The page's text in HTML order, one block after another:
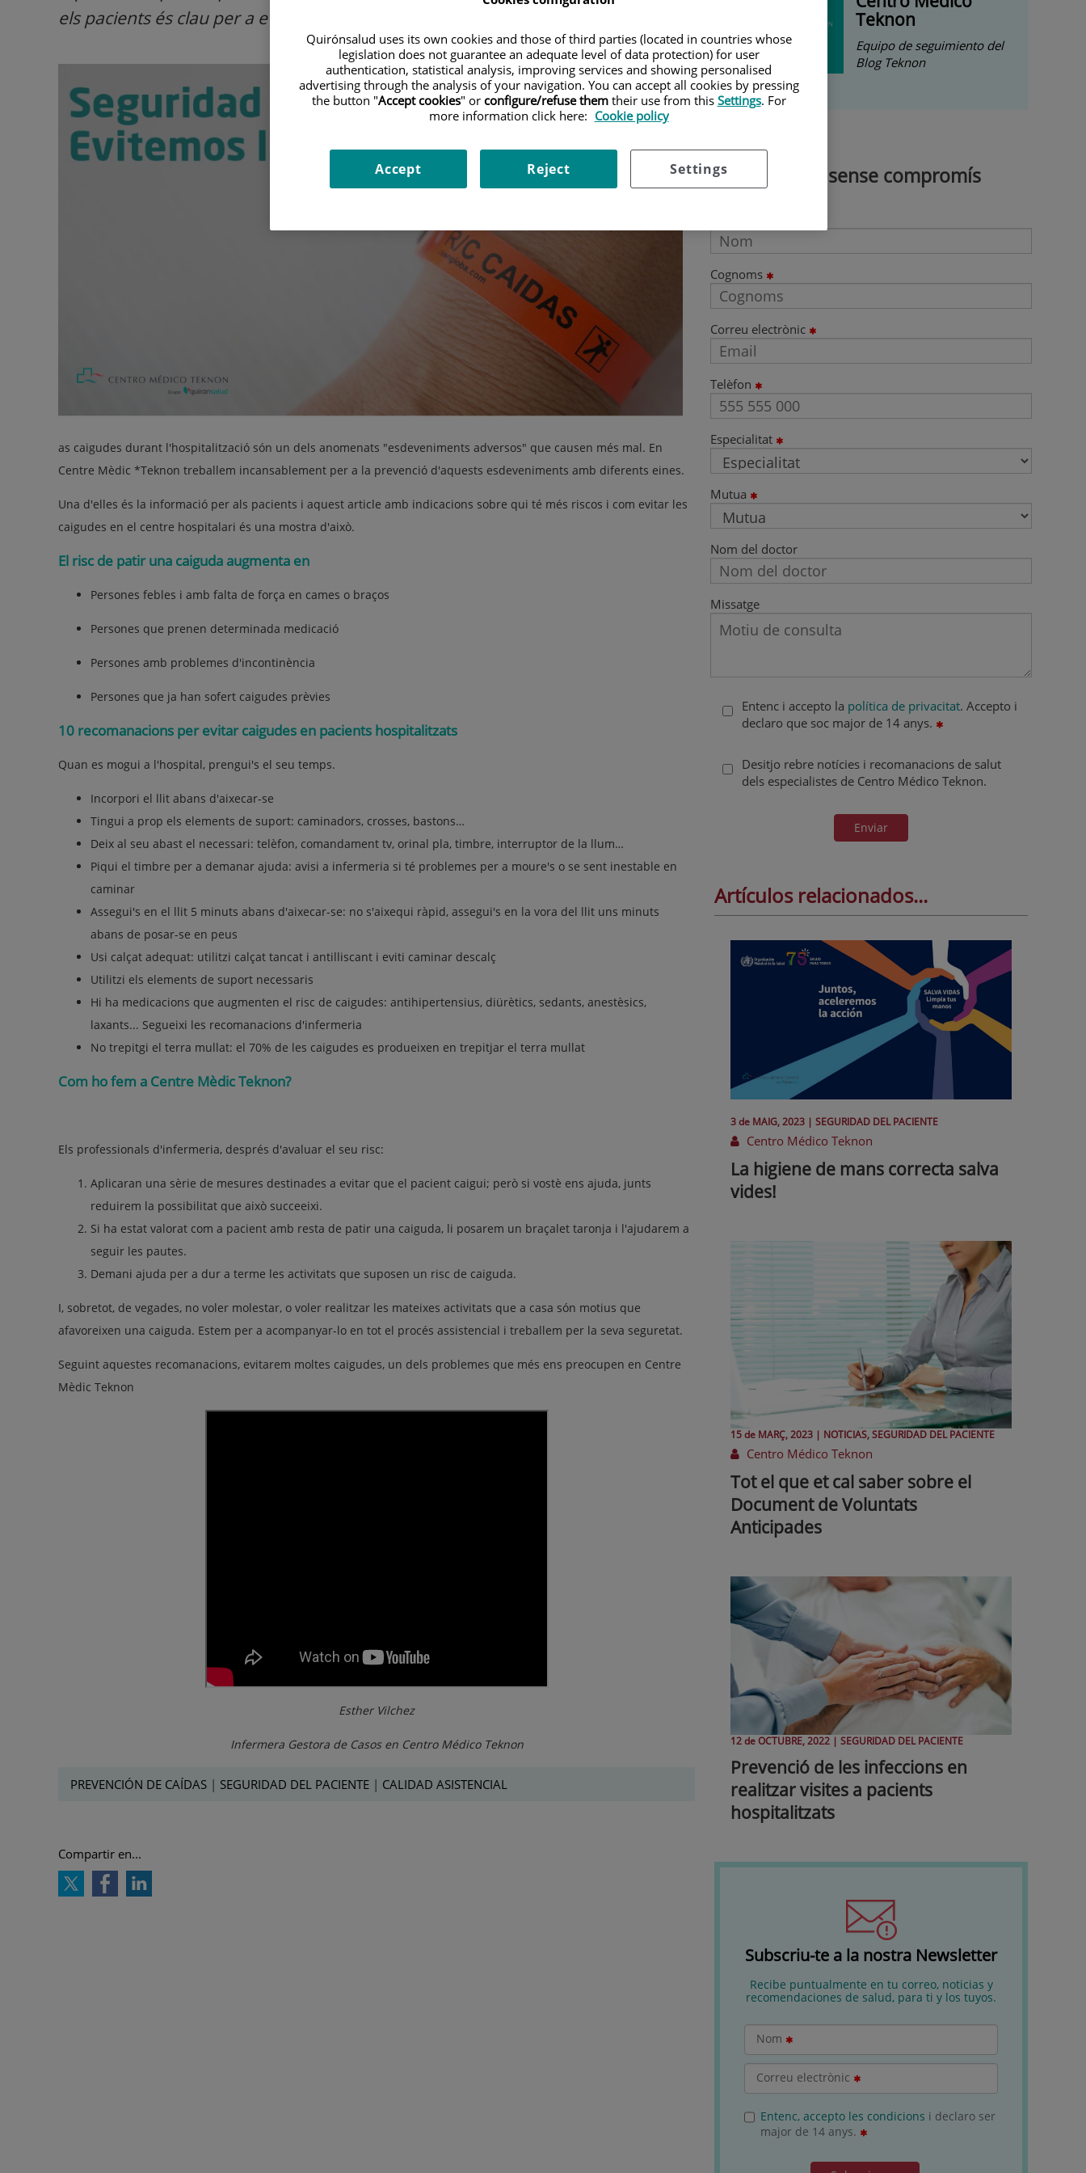
els pacients és clau per a evitar-les. En la seguretat dels pacients, tots comptem..
as caigudes durant l'hospitalització són un dels anomenats "esdeveniments adversos" que causen més mal. En
Centre Mèdic *Teknon treballem incansablement per a la prevenció d'aquests esdeveniments amb diferents eines.
Una d'elles és la informació per als pacients i aquest article amb indicacions sobre qui té més riscos i com evitar les
caigudes en el centre hospitalari és una mostra d'això.
El risc de patir una caiguda augmenta en
Persones febles i amb falta de força en cames o braços
Persones que prenen determinada medicació
Persones amb problemes d'incontinència
Persones que ja han sofert caigudes prèvies
10 recomanacions per evitar caigudes en pacients hospitalitzats
Quan es mogui a l'hospital, prengui's el seu temps.
Incorpori el llit abans d'aixecar-se
Tingui a prop els elements de suport: caminadors, crosses, bastons…
Deix al seu abast el necessari: telèfon, comandament tv, orinal pla, timbre, interruptor de la llum…
Piqui el timbre per a demanar ajuda: avisi a infermeria si té problemes per a moure's o se sent inestable en
caminar
Assegui's en el llit 5 minuts abans d'aixecar-se: no s'aixequi ràpid, assegui's en la vora del llit uns minuts
abans de posar-se en peus
Usi calçat adequat: utilitzi calçat tancat i antilliscant i eviti caminar descalç
Utilitzi els elements de suport necessaris
Hi ha medicacions que augmenten el risc de caigudes: antihipertensius, diürètics, sedants, anestèsics,
laxants... Segueixi les recomanacions d'infermeria
No trepitgi el terra mullat: el 70% de les caigudes es produeixen en trepitjar el terra mullat
Com ho fem a Centre Mèdic Teknon?
Els professionals d'infermeria, després d'avaluar el seu risc:
Aplicaran una sèrie de mesures destinades a evitar que el pacient caigui; però si vostè ens ajuda, junts
reduirem la possibilitat que això succeeixi.
Si ha estat valorat com a pacient amb resta de patir una caiguda, li posarem un braçalet taronja i l'ajudarem a
seguir les pautes.
Demani ajuda per a dur a terme les activitats que suposen un risc de caiguda.
I, sobretot, de vegades, no voler molestar, o voler realitzar les mateixes activitats que a casa són motius que
afavoreixen una caiguda. Estem per a acompanyar-lo en tot el procés assistencial i treballem per la seva seguretat.
Seguint aquestes recomanacions, evitarem moltes caigudes, un dels problemes que més ens preocupen en Centre
Mèdic Teknon
Esther Vilchez
Infermera Gestora de Casos en Centro Médico Teknon
PREVENCIÓN DE CAÍDAS | SEGURIDAD DEL PACIENTE | CALIDAD ASISTENCIAL
Compartir en...
Teknon
Equipo de seguimiento del
Blog Teknon
Demana cita sense compromís
Cognoms
Correu electrònic
Telèfon
Especialitat
Mutua
Nom del doctor
Missatge
Entenc i accepto la política de privacitat. Accepto i
declaro que soc major de 14 anys.
Desitjo rebre notícies i recomanacions de salut
dels especialistes de Centro Médico Teknon.
Enviar
Artículos relacionados...
3 de MAIG, 2023 | SEGURIDAD DEL PACIENTE
Centro Médico Teknon
La higiene de mans correcta salva
vides!
15 de MARÇ, 2023 | NOTICIAS, SEGURIDAD DEL PACIENTE
Centro Médico Teknon
Tot el que et cal saber sobre el
Document de Voluntats
Anticipades
12 deOCTUBRE, 2022 | SEGURIDAD DEL PACIENTE
Prevenció de les infeccions en
realitzar visites a pacients
hospitalitzats
Subscriu-te a la nostra Newsletter
Recibe puntualmente en tu correo, noticias y
recomendaciones de salud, para ti y los tuyos.
Nom
Correu electrònic
Entenc, accepto les condicions i declaro ser
major de 14 anys.
Quirónsalud uses its own cookies and those of third parties (located in countries whose
legislation does not guarantee an adequate level of data protection) for user
authentication, statistical analysis, improving services and showing personalised
advertising through the analysis of your navigation. You can accept all cookies by pressing
the button "Accept cookies" or configure/refuse themtheir use from this Settings. For
more information click here: Cookie policy
Settings
Reject
Accept